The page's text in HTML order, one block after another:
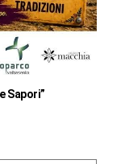
Sapori”